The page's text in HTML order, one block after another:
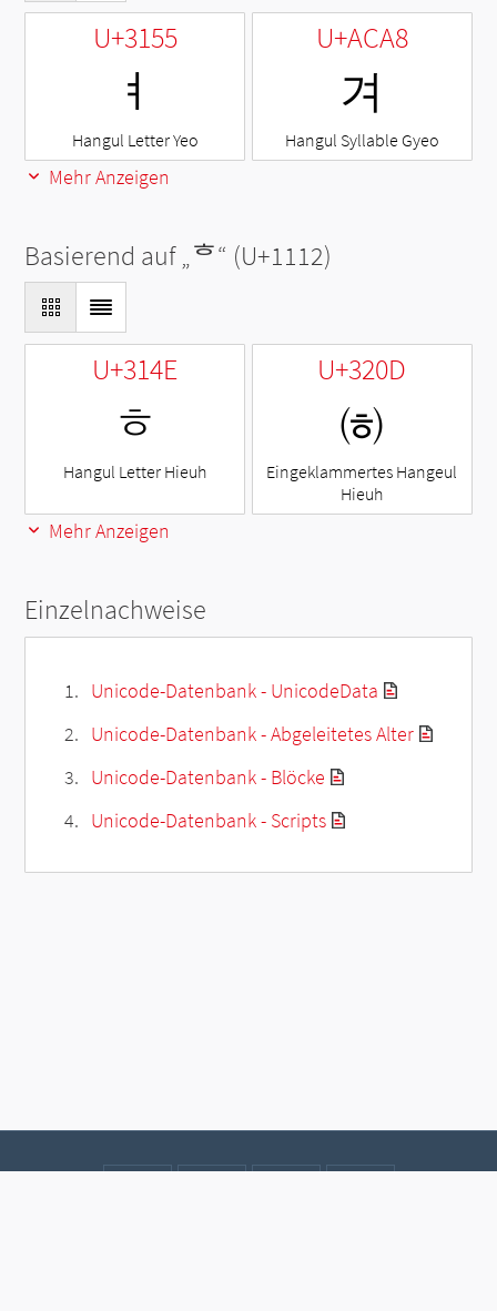
U+3155
ㅕ
Hangul Letter Yeo
U+ACA8
겨
Hangul Syllable Gyeo
Mehr Anzeigen
Basierend auf „ᄒ“ (U+1112)
U+314E
ㅎ
Hangul Letter Hieuh
U+320D
㈍
Eingeklammertes Hangeul
Hieuh
Mehr Anzeigen
Einzelnachweise
Unicode-Datenbank - UnicodeData
Unicode-Datenbank - Abgeleitetes Alter
Unicode-Datenbank - Blöcke
Unicode-Datenbank - Scripts